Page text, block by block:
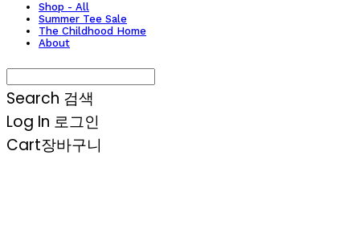
Shop - All
Summer Tee Sale
The Childhood Home
About
Search 검색
Log In 로그인
Cart장바구니